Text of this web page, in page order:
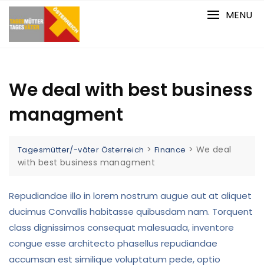
Skip
to
MENU
We deal with best business
managment
Tagesmütter/-väter Österreich > Finance > We deal
with best business managment
Repudiandae illo in lorem nostrum augue aut at aliquet
ducimus Convallis habitasse quibusdam nam. Torquent
class dignissimos consequat malesuada, inventore
congue esse architecto phasellus repudiandae
accumsan est similique voluptatum pede, optio